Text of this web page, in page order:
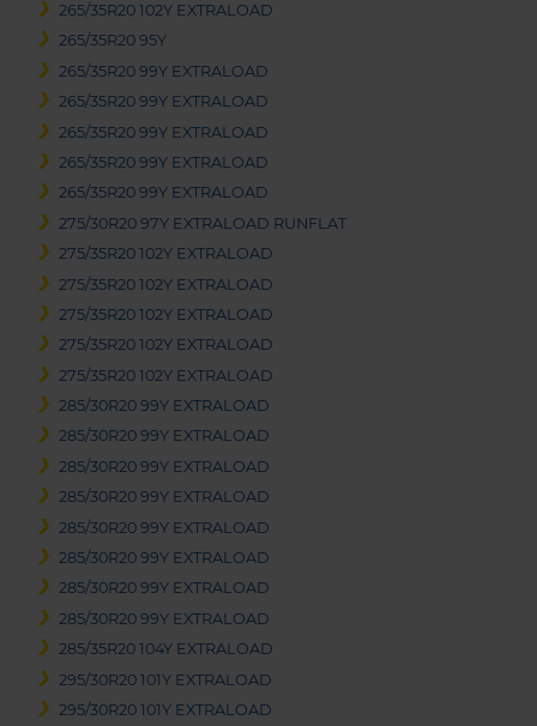
265/35R20 102Y EXTRALOAD
265/35R20 95Y
265/35R20 99Y EXTRALOAD
265/35R20 99Y EXTRALOAD
265/35R20 99Y EXTRALOAD
265/35R20 99Y EXTRALOAD
265/35R20 99Y EXTRALOAD
275/30R20 97Y EXTRALOAD RUNFLAT
275/35R20 102Y EXTRALOAD
275/35R20 102Y EXTRALOAD
275/35R20 102Y EXTRALOAD
275/35R20 102Y EXTRALOAD
275/35R20 102Y EXTRALOAD
285/30R20 99Y EXTRALOAD
285/30R20 99Y EXTRALOAD
285/30R20 99Y EXTRALOAD
285/30R20 99Y EXTRALOAD
285/30R20 99Y EXTRALOAD
285/30R20 99Y EXTRALOAD
285/30R20 99Y EXTRALOAD
285/30R20 99Y EXTRALOAD
285/35R20 104Y EXTRALOAD
295/30R20 101Y EXTRALOAD
295/30R20 101Y EXTRALOAD